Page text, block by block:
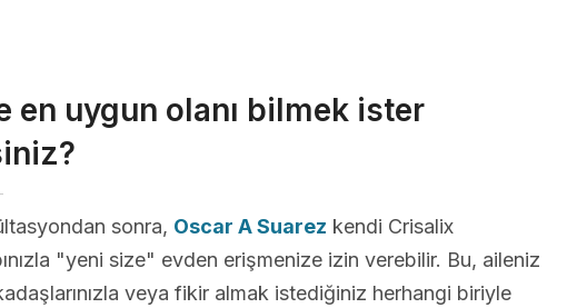
en uygun olanı bilmek ister
sonra, Oscar A Suarez kendi Crisalix
"yeni size" evden erişmenize izin verebilir. Bu, aileniz
veya fikir almak istediğiniz herhangi biriyle